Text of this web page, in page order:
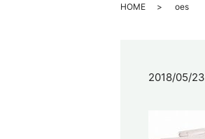
HOME oes
2018/05/23